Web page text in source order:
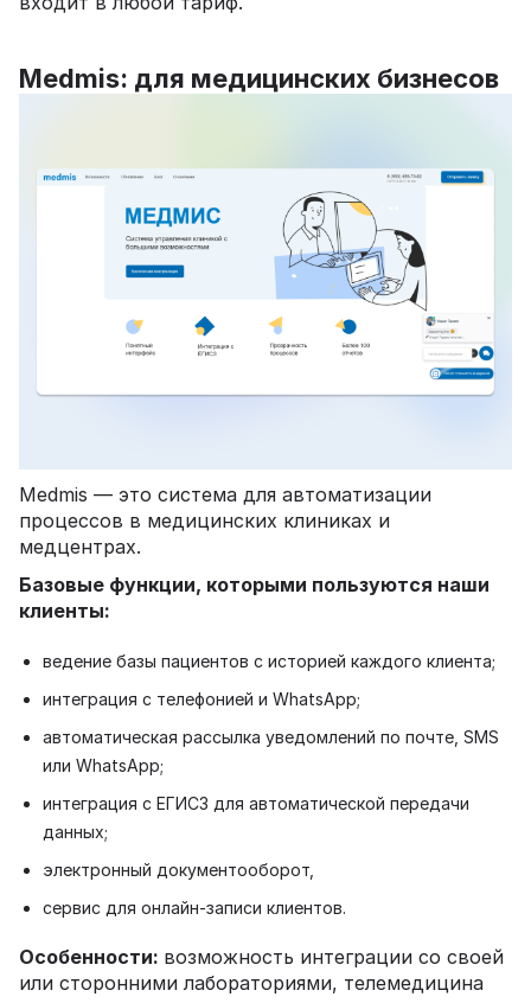
Medmis: для медицинских бизнесов
Medmis — это система для автоматизации
процессов в медицинских клиниках и
медцентрах.
Базовые функции, которыми пользуются наши
клиенты:
ведение базы пациентов с историей каждого клиента;
интеграция с телефонией и WhatsApp;
автоматическая рассылка уведомлений по почте, SMS
или WhatsApp;
интеграция с ЕГИСЗ для автоматической передачи
данных;
электронный документооборот,
сервис для онлайн-записи клиентов.
Особенности: возможность интеграции со своей
или сторонними лабораториями, телемедицина